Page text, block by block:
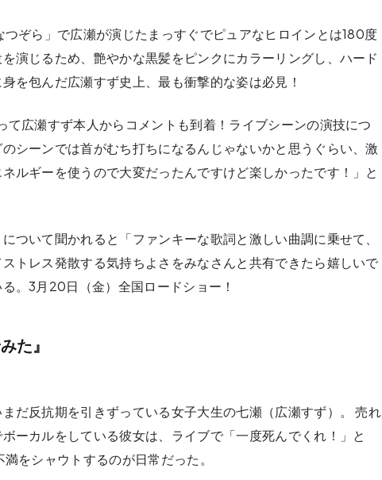
ぞら」で広瀬が演じたまっすぐでピュアなヒロインとは180度
演じるため、艶やかな黒髪をピンクにカラーリングし、ハード
を包んだ広瀬すず史上、最も衝撃的な姿は必見！
て広瀬すず本人からコメントも到着！ライブシーンの演技につ
シーンでは首がむち打ちになるんじゃないかと思うぐらい、激
ルギーを使うので大変だったんですけど楽しかったです！」と
ついて聞かれると「ファンキーな歌詞と激しい曲調に乗せて、
トレス発散する気持ちよさをみなさんと共有できたら嬉しいで
。3月20日（金）全国ロードショー！
た』
だ反抗期を引きずっている女子大生の七瀬（広瀬すず）。 売れ
ーカルをしている彼女は、ライブで「一度死んでくれ！」と
をシャウトするのが日常だった。